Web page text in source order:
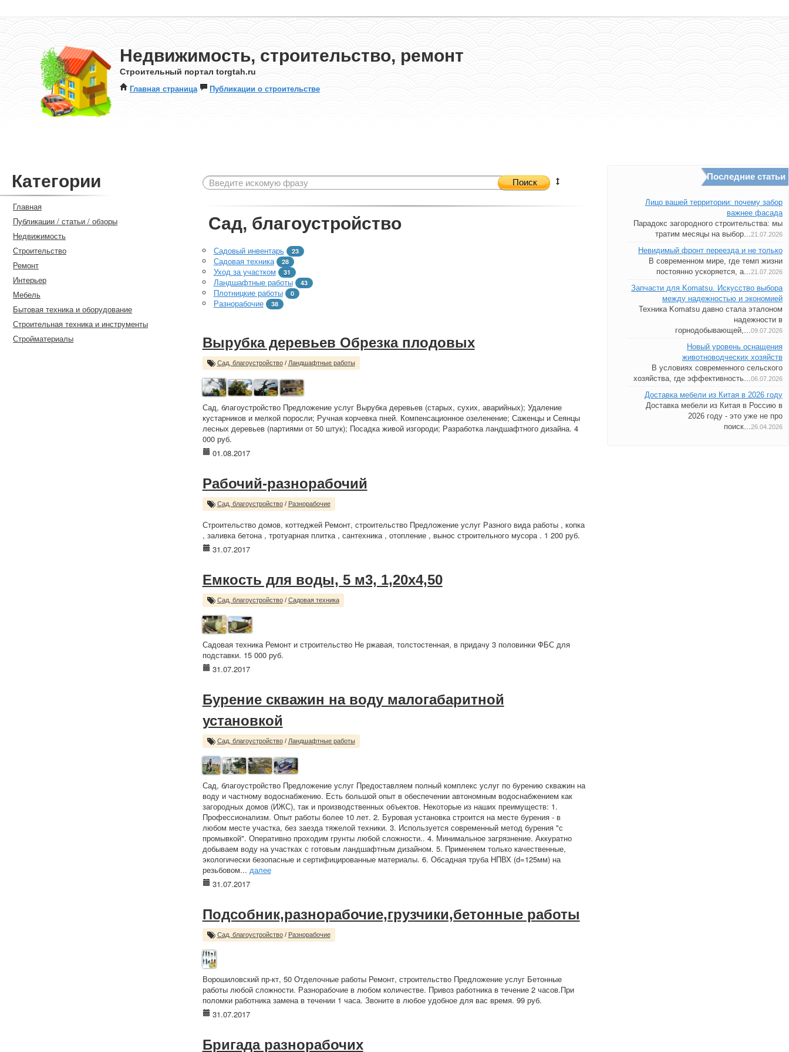
Недвижимость, строительство, ремонт
Строительный портал torgtah.ru
Главная страница Публикации о строительстве
Категории
Главная
Публикации / статьи / обзоры
Недвижимость
Строительство
Ремонт
Интерьер
Мебель
Бытовая техника и оборудование
Строительная техника и инструменты
Стройматериалы
Поиск
Сад, благоустройство
Садовый инвентарь 23
Садовая техника 28
Уход за участком 31
Ландшафтные работы 43
Плотницкие работы 0
Разнорабочие 38
Вырубка деревьев Обрезка плодовых
Сад, благоустройство/ Ландшафтные работы
Сад, благоустройство Предложение услуг Вырубка деревьев (старых, сухих, аварийных); Удаление
кустарников и мелкой поросли; Ручная корчевка пней. Компенсационное озеленение; Саженцы и Сеянцы
лесных деревьев (партиями от 50 штук); Посадка живой изгороди; Разработка ландшафтного дизайна. 4
000 руб.
01.08.2017
Рабочий-разнорабочий
Сад, благоустройство/ Разнорабочие
Строительство домов, коттеджей Ремонт, строительство Предложение услуг Разного вида работы , копка
, заливка бетона , тротуарная плитка , сантехника , отопление , вынос строительного мусора . 1 200 руб.
31.07.2017
Емкость для воды, 5 м3, 1,20х4,50
Сад, благоустройство/ Садовая техника
Садовая техника Ремонт и строительство Не ржавая, толстостенная, в придачу 3 половинки ФБС для
подставки. 15 000 руб.
31.07.2017
Бурение скважин на воду малогабаритной
установкой
Сад, благоустройство/ Ландшафтные работы
Сад, благоустройство Предложение услуг Предоставляем полный комплекс услуг по бурению скважин на
воду и частному водоснабжению. Есть большой опыт в обеспечении автономным водоснабжением как
загородных домов (ИЖС), так и производственных объектов. Некоторые из наших преимуществ: 1.
Профессионализм. Опыт работы более 10 лет. 2. Буровая установка строится на месте бурения - в
любом месте участка, без заезда тяжелой техники. 3. Используется современный метод бурения "с
промывкой". Оперативно проходим грунты любой сложности.. 4. Минимальное загрязнение. Аккуратно
добываем воду на участках с готовым ландшафтным дизайном. 5. Применяем только качественные,
экологически безопасные и сертифицированные материалы. 6. Обсадная труба НПВХ (d=125мм) на
резьбовом... далее
31.07.2017
Подсобник,разнорабочие,грузчики,бетонные работы
Сад, благоустройство/ Разнорабочие
Ворошиловский пр-кт, 50 Отделочные работы Ремонт, строительство Предложение услуг Бетонные
работы любой сложности. Разнорабочие в любом количестве. Привоз работника в течение 2 часов.При
поломки работника замена в течении 1 часа. Звоните в любое удобное для вас время. 99 руб.
31.07.2017
Бригада разнорабочих
Последние статьи
Лицо вашей территории: почему забор
важнее фасада
Парадокс загородного строительства: мы
тратим месяцы на выбор...21.07.2026
Невидимый фронт переезда и не только
В современном мире, где темп жизни
постоянно ускоряется, а...21.07.2026
Запчасти для Komatsu. Искусство выбора
между надежностью и экономией
Техника Komatsu давно стала эталоном
надежности в
горнодобывающей,...09.07.2026
Новый уровень оснащения
животноводческих хозяйств
В условиях современного сельского
хозяйства, где эффективность...06.07.2026
Доставка мебели из Китая в 2026 году
Доставка мебели из Китая в Россию в
2026 году - это уже не про
поиск...26.04.2026